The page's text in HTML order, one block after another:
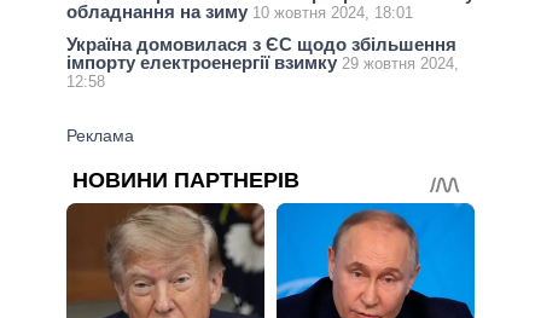
обладнання на зиму 10 жовтня 2024, 18:01
Україна домовилася з ЄС щодо збільшення
імпорту електроенергії взимку 29 жовтня 2024,
12:58